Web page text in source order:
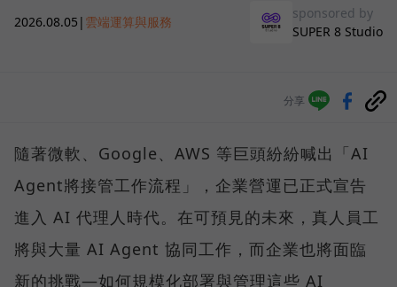
2026.08.05 | 雲端運算與服務
sponsored by
SUPER 8 Studio
分享
隨著微軟、Google、AWS 等巨頭紛紛喊出「AI
Agent將接管工作流程」，企業營運已正式宣告
進入 AI 代理人時代。在可預見的未來，真人員工
將與大量 AI Agent 協同工作，而企業也將面臨
新的挑戰—如何規模化部署與管理這些 AI